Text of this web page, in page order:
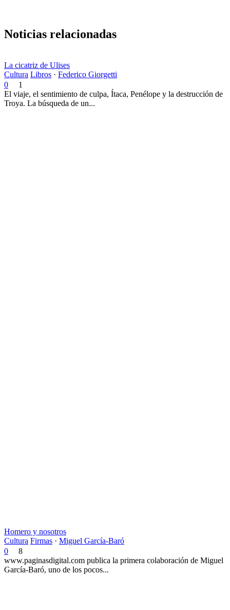
Noticias relacionadas
La cicatriz de Ulises
Cultura Libros · Federico Giorgetti
0
1
El viaje, el sentimiento de culpa, Ítaca, Penélope y la destrucción de
Troya. La búsqueda de un...
Homero y nosotros
Cultura Firmas · Miguel García-Baró
0
8
www.paginasdigital.com publica la primera colaboración de Miguel
García-Baró, uno de los pocos...